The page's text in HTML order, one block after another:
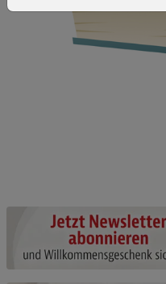
Beschreibung Notwendige
Cookie-